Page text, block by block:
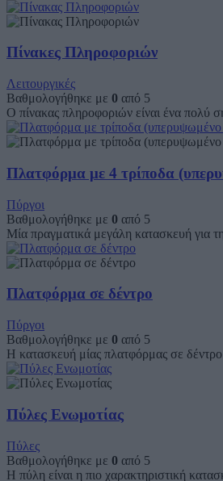
Πίνακες Πληροφοριών
Λειτουργικές
Βαθμολογήθηκε με 0 από 5
Ο πίνακας πληροφοριών είναι ένα πολύ
Πλατφόρμα με 4 τρίποδα
Πύργοι
Βαθμολογήθηκε με 0 από 5
Μία πραγματικά μεγάλη κατασκευή για
Πλατφόρμα σε δέντρο
Πύργοι
Βαθμολογήθηκε με 0 από 5
Η κατασκευή μίας πλατφόρμας σε δέντρο
Πύλες Ενωμοτίας
Πύλες
Βαθμολογήθηκε με 0 από 5
Η πύλη είναι η πιο χαρακτηριστική